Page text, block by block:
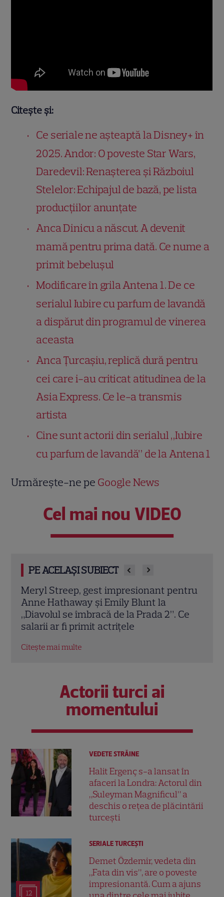
Citește și:
Ce seriale ne așteaptă la Disney+ în
2025. Andor: O poveste Star Wars,
Daredevil: Renașterea și Războiul
Stelelor: Echipajul de bază, pe lista
producțiilor anunțate
Anca Dinicu a născut. A devenit
mamă pentru prima dată. Ce nume a
primit bebelușul
Modificare în grila Antena 1. De ce
serialul Iubire cu parfum de lavandă
a dispărut din programul de vinerea
aceasta
Anca Țurcașiu, replică dură pentru
cei care i-au criticat atitudinea de la
Asia Express. Ce le-a transmis
artista
Cine sunt actorii din serialul „Iubire
cu parfum de lavandă” de la Antena 1
Urmărește-ne pe Google News
Cel mai nou VIDEO
PE ACELAȘI SUBIECT
Tom Holland, decizie radicală pentru
noul său film! Ce promisiune a făcut
actorul după momentele virale în care a
făcut senzație prin dans
Citește mai multe
Actorii turci ai
momentului
VEDETE STRĂINE
Halit Ergenç s-a lansat în
afaceri la Londra: Actorul din
„Suleyman Magnificul” a
deschis o rețea de plăcintării
turcești
12
SERIALE TURCEŞTI
Demet Özdemir, vedeta din
„Fata din vis”, are o poveste
impresionantă. Cum a ajuns